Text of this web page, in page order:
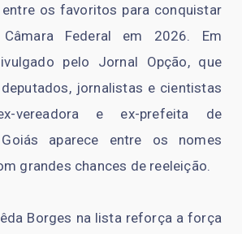
os favoritos para conquistar
Federal em 2026. Em
pelo Jornal Opção, que
jornalistas e cientistas
vereadora e ex-prefeita de
aparece entre os nomes
grandes chances de reeleição.
Borges na lista reforça a força